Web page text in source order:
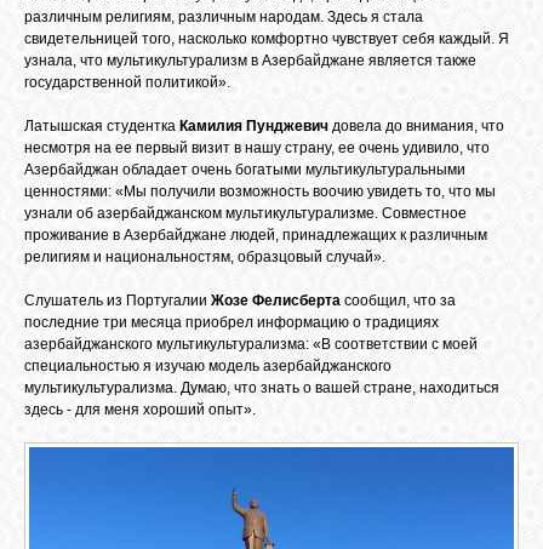
GOOGLE+
FACEBOOK
различным религиям, различным народам. Здесь я стала
свидетельницей того, насколько комфортно чувствует себя каждый. Я
узнала, что мультикультурализм в Азербайджане является также
государственной политикой».
Латышская студентка Камилия Пунджевич довела до внимания, что
несмотря на ее первый визит в нашу страну, ее очень удивило, что
Азербайджан обладает очень богатыми мультикультуральными
ценностями: «Мы получили возможность воочию увидеть то, что мы
узнали об азербайджанском мультикультурализме. Совместное
проживание в Азербайджане людей, принадлежащих к различным
религиям и национальностям, образцовый случай».
Слушатель из Португалии Жозе Фелисберта сообщил, что за
последние три месяца приобрел информацию о традициях
азербайджанского мультикультурализма: «В соответствии с моей
специальностью я изучаю модель азербайджанского
мультикультурализма. Думаю, что знать о вашей стране, находиться
здесь - для меня хороший опыт».